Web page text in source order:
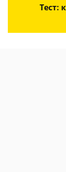
Тест: